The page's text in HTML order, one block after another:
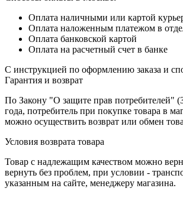
Оплата наличными или картой
Оплата наложенным платежом в
Оплата банковской картой
Оплата на расчетный счет в банке
С инструкцией по оформлению заказа и
Гарантия и возврат
По Закону "О защите прав потребителей"
года, потребитель при покупке товара в
можно осуществить возврат или обмен
Условия возврата товара
Товар с надлежащим качеством можно
вернуть без проблем, при условии -
указанным на сайте, менеджеру магазина.